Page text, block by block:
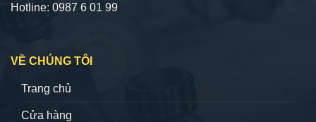
Hotline: 0987 6 01 99
VỀ CHÚNG TÔI
Trang chủ
Cửa hàng